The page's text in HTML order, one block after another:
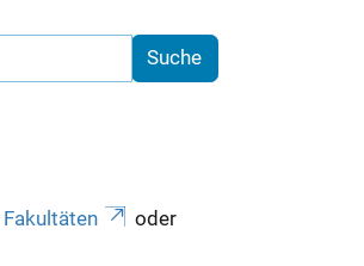
Fakultäten
oder